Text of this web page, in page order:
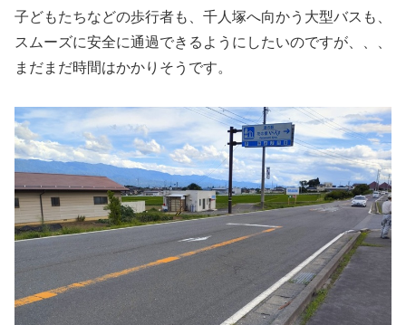
子どもたちなどの歩行者も、千人塚へ向かう大型バスも、
スムーズに安全に通過できるようにしたいのですが、、、
まだまだ時間はかかりそうです。